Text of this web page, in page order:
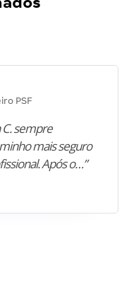
PSF
C. sempre
mais seguro
Após o…”